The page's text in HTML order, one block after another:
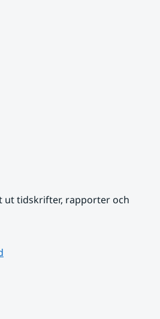
ut tidskrifter, rapporter och